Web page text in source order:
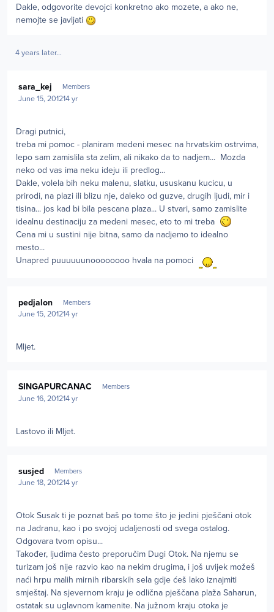
Dakle, odgovorite devojci konkretno ako mozete, a ako ne,
nemojte se javljati
4 years later...
sara_kej Members
June 15, 201214 yr
Dragi putnici,
treba mi pomoc - planiram medeni mesec na hrvatskim ostrvima,
lepo sam zamislila sta zelim, ali nikako da to nadjem... Mozda
neko od vas ima neku ideju ili predlog...
Dakle, volela bih neku malenu, slatku, ususkanu kucicu, u
prirodi, na plazi ili blizu nje, daleko od guzve, drugih ljudi, mir i
tisina... jos kad bi bila pescana plaza... U stvari, samo zamislite
idealnu destinaciju za medeni mesec, eto to mi treba
Cena mi u sustini nije bitna, samo da nadjemo to idealno
mesto...
Unapred puuuuuunoooooooo hvala na pomoci
pedjalon Members
June 15, 201214 yr
Mljet.
SINGAPURCANAC Members
June 16, 201214 yr
Lastovo ili Mljet.
susjed Members
June 18, 201214 yr
Otok Susak ti je poznat baš po tome što je jedini pješčani otok
na Jadranu, kao i po svojoj udaljenosti od svega ostalog.
Odgovara tvom opisu...
Također, ljudima često preporučim Dugi Otok. Na njemu se
turizam još nije razvio kao na nekim drugima, i još uvijek možeš
naći hrpu malih mirnih ribarskih sela gdje ćeš lako iznajmiti
smještaj. Na sjevernom kraju je odlična pješčana plaža Saharun,
ostatak su uglavnom kamenite. Na južnom kraju otoka je